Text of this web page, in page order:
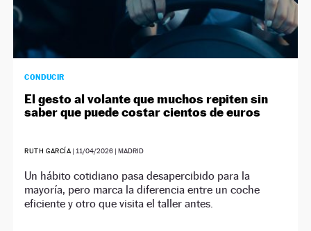
CONDUCIR
El gesto al volante que muchos repiten sin
saber que puede costar cientos de euros
RUTH GARCÍA | 11/04/2026 | MADRID
Un hábito cotidiano pasa desapercibido para la
mayoría, pero marca la diferencia entre un coche
eficiente y otro que visita el taller antes.